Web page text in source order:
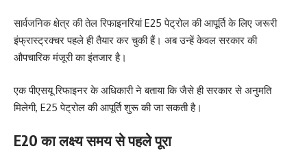
सार्वजनिक क्षेत्र की तेल रिफाइनरियां E25 पेट्रोल की आपूर्ति के लिए जरूरी
इंफ्रास्ट्रक्चर पहले ही तैयार कर चुकी हैं। अब उन्हें केवल सरकार की
औपचारिक मंजूरी का इंतजार है।
एक पीएसयू रिफाइनर के अधिकारी ने बताया कि जैसे ही सरकार से अनुमति
मिलेगी, E25 पेट्रोल की आपूर्ति शुरू की जा सकती है।
E20 का लक्ष्य समय से पहले पूरा